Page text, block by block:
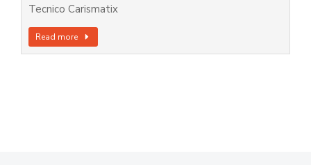
Tecnico Carismatix
Read more